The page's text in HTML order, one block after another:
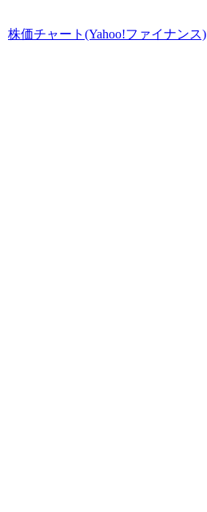
株価チャート(Yahoo!ファイナンス)